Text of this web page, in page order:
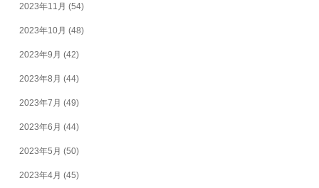
2023年11月 (54)
2023年10月 (48)
2023年9月 (42)
2023年8月 (44)
2023年7月 (49)
2023年6月 (44)
2023年5月 (50)
2023年4月 (45)